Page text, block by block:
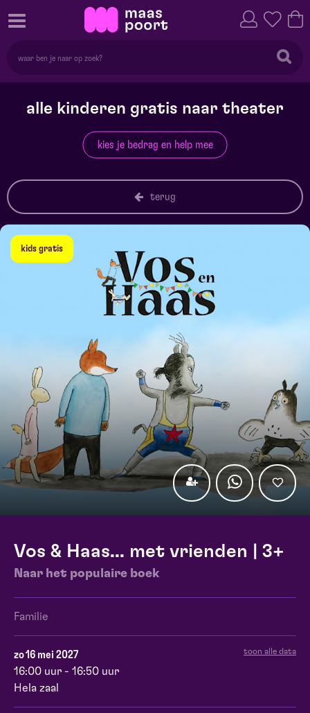
alle kinderen gratis naar theater
kies je bedrag en help mee
terug
kids gratis
Vos & Haas... met vrienden | 3+
Naar het populaire boek
Familie
zo 16 mei 2027 toon alle data
16:00 uur - 16:50 uur
Hela zaal